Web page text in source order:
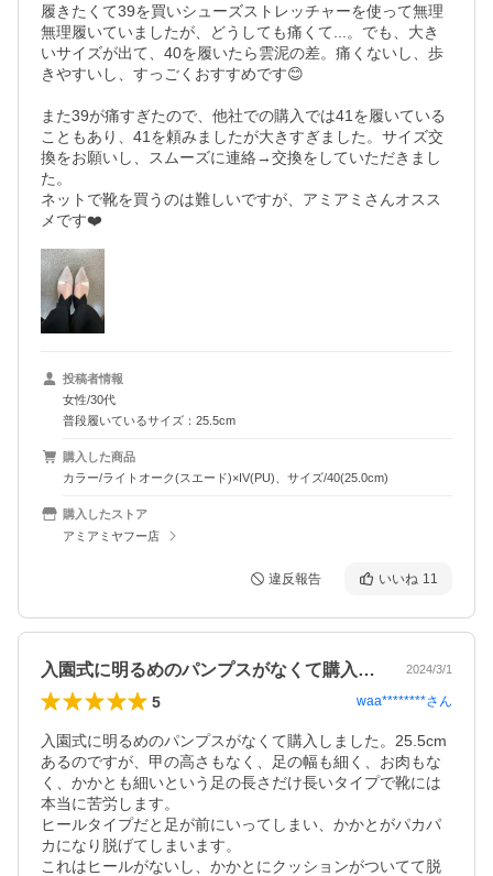
履きたくて39を買いシューズストレッチャーを使って無理
無理履いていましたが、どうしても痛くて...。でも、大き
いサイズが出て、40を履いたら雲泥の差。痛くないし、歩
きやすいし、すっごくおすすめです😊
また39が痛すぎたので、他社での購入では41を履いている
こともあり、41を頼みましたが大きすぎました。サイズ交
換をお願いし、スムーズに連絡→交換をしていただきまし
た。
ネットで靴を買うのは難しいですが、アミアミさんオスス
メです❤️
投稿者情報
女性/30代
普段履いているサイズ：25.5cm
購入した商品
カラー/ライトオーク(スエード)×IV(PU)、サイズ/40(25.0cm)
購入したストア
アミアミヤフー店
違反報告 いいね 11
入園式に明るめのパンプスがなくて購入し… 2024/3/1
5 waa********さん
入園式に明るめのパンプスがなくて購入しました。25.5cm
あるのですが、甲の高さもなく、足の幅も細く、お肉もな
く、かかとも細いという足の長さだけ長いタイプで靴には
本当に苦労します。
ヒールタイプだと足が前にいってしまい、かかとがパカパ
カになり脱げてしまいます。
これはヒールがないし、かかとにクッションがついてて脱